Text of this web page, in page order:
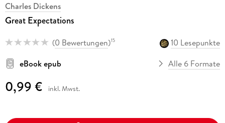
Charles Dickens
Great Expectations
(0 Bewertungen)15
10 Lesepunkte
eBook epub
Alle 6 Formate
0,99 € inkl. Mwst.